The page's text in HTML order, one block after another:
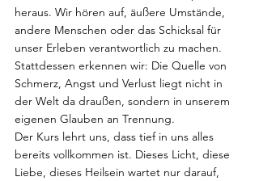
heraus. Wir hören auf, äußere Umstände,
andere Menschen oder das Schicksal für
unser Erleben verantwortlich zu machen.
Stattdessen erkennen wir: Die Quelle von
Schmerz, Angst und Verlust liegt nicht in
der Welt da draußen, sondern in unserem
eigenen Glauben an Trennung.
Der Kurs lehrt uns, dass tief in uns alles
bereits vollkommen ist. Dieses Licht, diese
Liebe, dieses Heilsein wartet nur darauf,